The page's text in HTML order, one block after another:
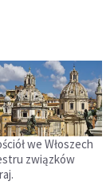
we Włoszech
związków